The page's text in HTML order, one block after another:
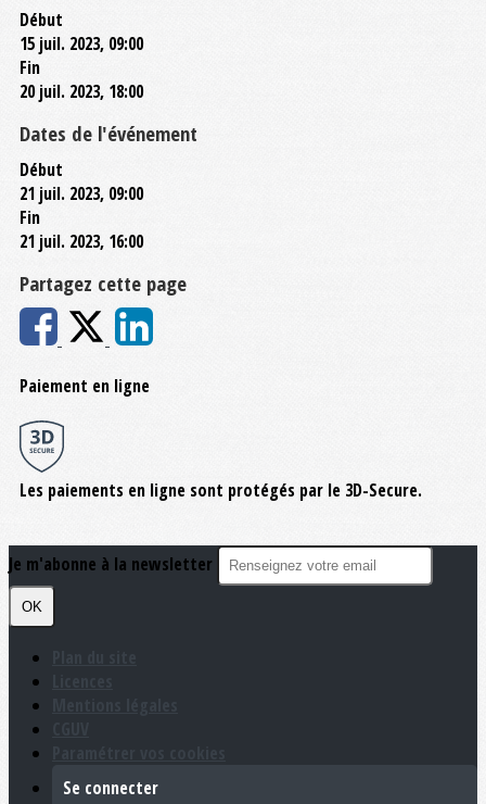
Début
15 juil. 2023, 09:00
Fin
20 juil. 2023, 18:00
Dates de l'événement
Début
21 juil. 2023, 09:00
Fin
21 juil. 2023, 16:00
Partagez cette page
Paiement en ligne
Les paiements en ligne sont protégés par le 3D-Secure.
Je m'abonne à la newsletter
OK
Se connecter